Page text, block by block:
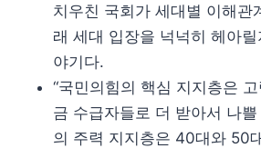
치우친 국회가 세대별 이해관
래 세대 입장을 넉넉히 헤아릴
야기다.
“국민의힘의 핵심 지지층은
금 수급자들로 더 받아서 나
의 주력 지지층은 40대와 50